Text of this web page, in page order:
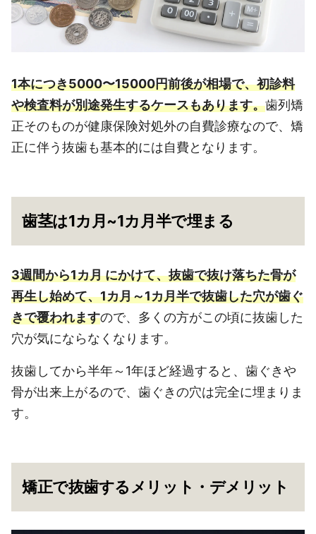
1本につき5000〜15000円前後が相場で、初診料
や検査料が別途発生するケースもあります。歯列矯
正そのものが健康保険対処外の自費診療なので、矯
正に伴う抜歯も基本的には自費となります。
歯茎は1カ月~1カ月半で埋まる
3週間から1カ月 にかけて、抜歯で抜け落ちた骨が
再生し始めて、1カ月～1カ月半で抜歯した穴が歯ぐ
きで覆われますので、多くの方がこの頃に抜歯した
穴が気にならなくなります。
抜歯してから半年～1年ほど経過すると、歯ぐきや
骨が出来上がるので、歯ぐきの穴は完全に埋まりま
す。
矯正で抜歯するメリット・デメリット